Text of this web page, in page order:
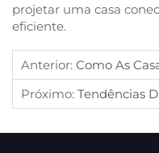
projetar uma casa
eficiente.
Anterior: Como As Casas
Próximo: Tendências Da Indústria De Casas